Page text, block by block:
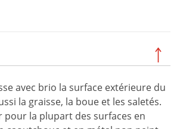
avec brio la surface extérieure du
la graisse, la boue et les saletés.
pour la plupart des surfaces en